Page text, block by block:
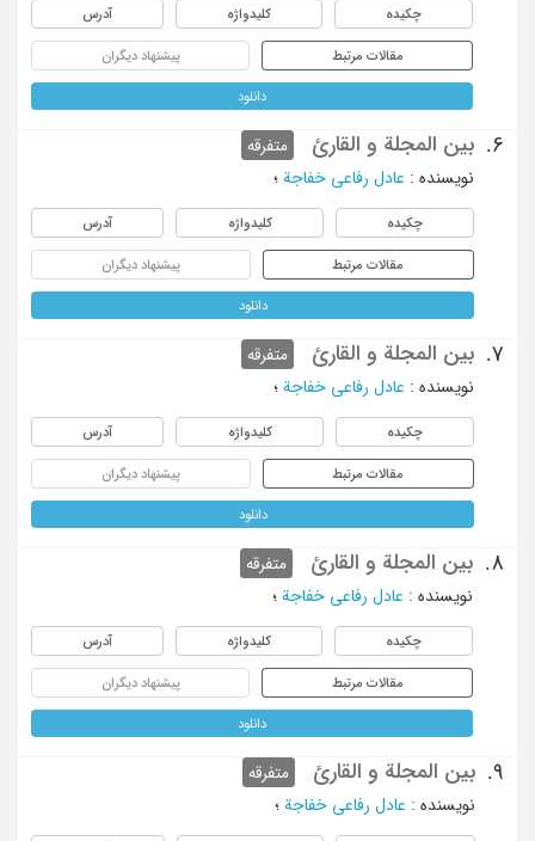
چکیده کلیدواژه آدرس
مقالات مرتبط پیشنهاد دیگران
دانلود
6. بین المجلة و القارئ
متفرقه
نویسنده : عادل رفاعی خفاجة ؛
چکیده کلیدواژه آدرس
مقالات مرتبط پیشنهاد دیگران
دانلود
7. بین المجلة و القارئ
متفرقه
نویسنده : عادل رفاعی خفاجة ؛
چکیده کلیدواژه آدرس
مقالات مرتبط پیشنهاد دیگران
دانلود
8. بین المجلة و القارئ
متفرقه
نویسنده : عادل رفاعی خفاجة ؛
چکیده کلیدواژه آدرس
مقالات مرتبط پیشنهاد دیگران
دانلود
9. بین المجلة و القارئ
متفرقه
نویسنده : عادل رفاعی خفاجة ؛